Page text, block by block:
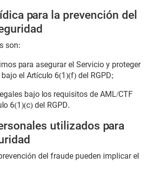
para la prevención del
son:
para asegurar el Servicio y proteger
el Artículo 6(1)(f) del RGPD;
bajo los requisitos de AML/CTF
6(1)(c) del RGPD.
utilizados para
del fraude pueden implicar el